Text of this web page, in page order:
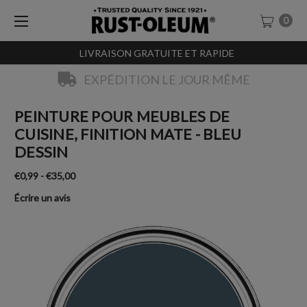
LIVRAISON GRATUITE ET RAPIDE
0
EXPÉDITION LE JOUR MÊME
PEINTURE POUR MEUBLES DE
CUISINE, FINITION MATE - BLEU
DESSIN
€0,99 - €35,00
Écrire un avis